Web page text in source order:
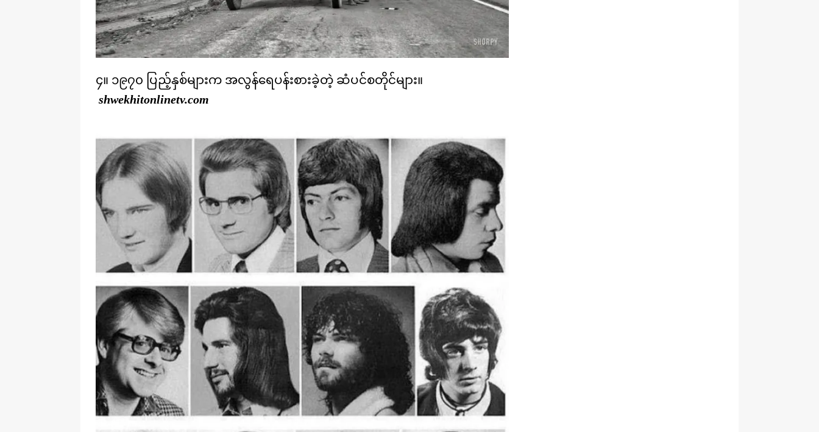
၄။ ၁၉၇၀ ပြည့်နှစ်များက အလွန်ရေပန်းစားခဲ့တဲ့ ဆံပင်စတိုင်များ။
shwekhitonlinetv.com